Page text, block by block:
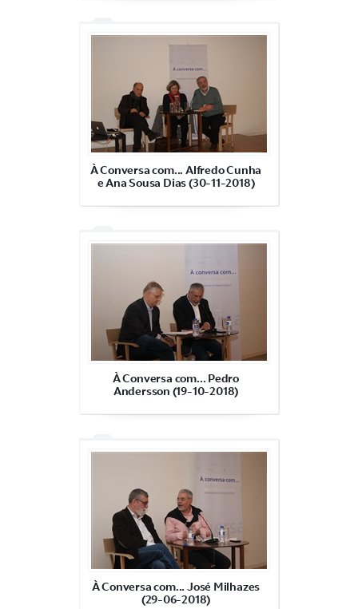
À Conversa com... Alfredo Cunha
e Ana Sousa Dias (30-11-2018)
À Conversa com... Pedro
Andersson (19-10-2018)
À Conversa com... José Milhazes
(29-06-2018)